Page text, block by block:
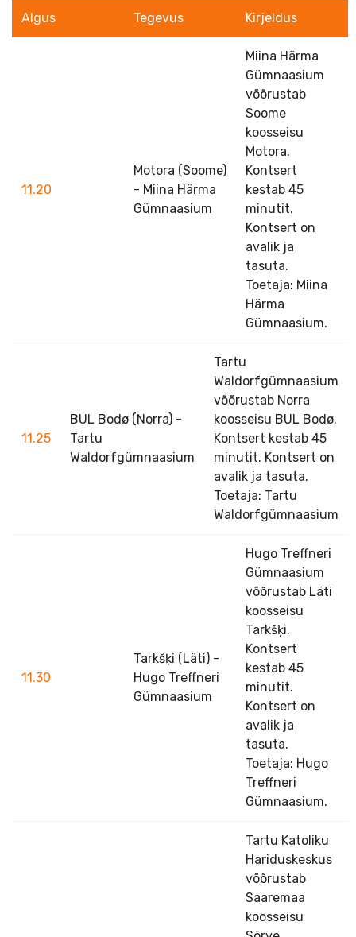
Algus Tegevus Kirjeldus
11.20
Motora (Soome)
- Miina Härma
Gümnaasium
Miina Härma
Gümnaasium
võõrustab
Soome
koosseisu
Motora.
Kontsert
kestab 45
minutit.
Kontsert on
avalik ja
tasuta.
Toetaja: Miina
Härma
Gümnaasium.
11.25
BUL Bodø (Norra) -
Tartu
Waldorfgümnaasium
Tartu
Waldorfgümnaasium
võõrustab Norra
koosseisu BUL Bodø.
Kontsert kestab 45
minutit. Kontsert on
avalik ja tasuta.
Toetaja: Tartu
Waldorfgümnaasium
11.30
Tarkšķi (Läti) -
Hugo Treffneri
Gümnaasium
Hugo Treffneri
Gümnaasium
võõrustab Läti
koosseisu
Tarkšķi.
Kontsert
kestab 45
minutit.
Kontsert on
avalik ja
tasuta.
Toetaja: Hugo
Treffneri
Gümnaasium.
Tartu Katoliku
Hariduskeskus
võõrustab
Saaremaa
koosseisu